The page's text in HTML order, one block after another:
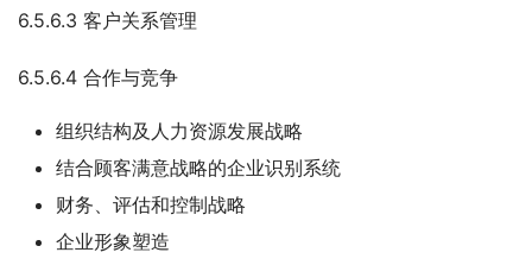
6.5.6.3 客户关系管理
6.5.6.4 合作与竞争
组织结构及人力资源发展战略
结合顾客满意战略的企业识别系统
财务、评估和控制战略
企业形象塑造